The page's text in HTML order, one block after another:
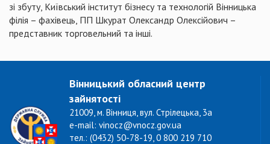
зі збуту, Київський інститут бізнесу та технологій Вінницька
філія – фахівець, ПП Шкурат Олександр Олексійович –
представник торговельний та інші.
Вінницький обласний центр
зайнятості
21009, м. Вінниця, вул. Стрілецька, 3а
e-mail: vinocz@vnocz.gov.ua
тел.: (0432) 50-78-19, 0 800 219 710